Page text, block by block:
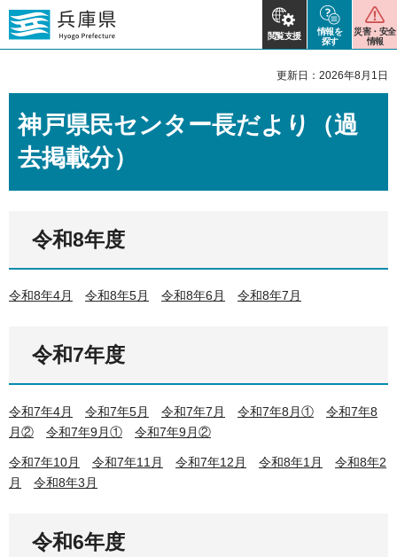
閲覧支援
情報を
探す
災害・安全
情報
更新日：2026年8月1日
神戸県民センター長だより（過
去掲載分）
令和8年度
令和8年4月 令和8年5月 令和8年6月 令和8年7月
令和7年度
令和7年4月 令和7年5月 令和7年7月 令和7年8月①
令和7年8
月②
令和7年9月① 令和7年9月②
令和7年10月 令和7年11月 令和7年12月 令和8年1月
令和8年2
月
令和8年3月
令和6年度